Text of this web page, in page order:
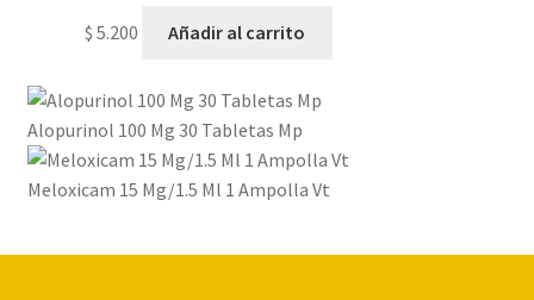
$ 5.200 Añadir al carrito
Alopurinol 100 Mg 30 Tabletas Mp
Meloxicam 15 Mg/1.5 Ml 1 Ampolla Vt